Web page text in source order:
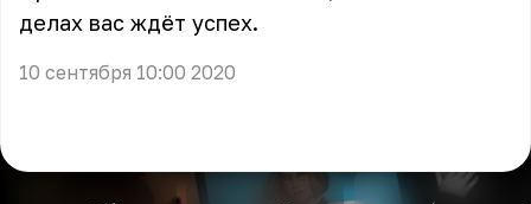
делах вас ждёт успех.
10 сентября 10:00 2020